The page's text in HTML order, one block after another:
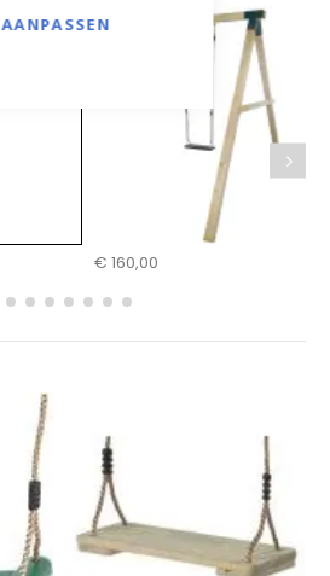
AANPASSEN
€ 160,00